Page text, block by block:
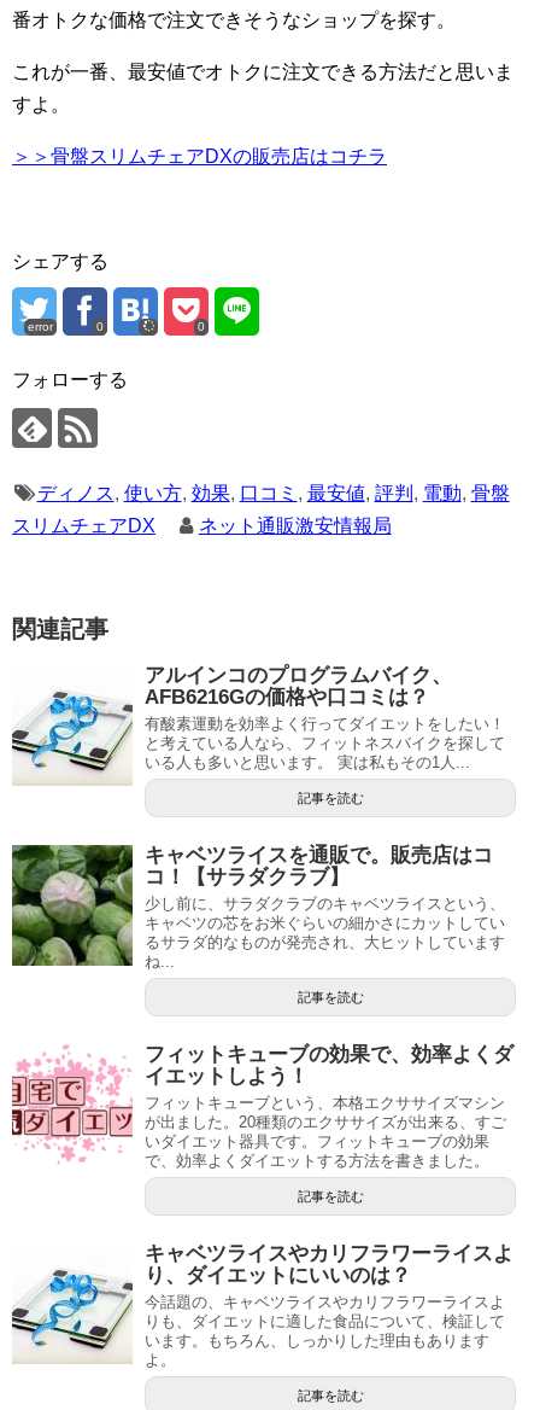
番オトクな価格で注文できそうなショップを探す。
これが一番、最安値でオトクに注文できる方法だと思いま
すよ。
＞＞骨盤スリムチェアDXの販売店はコチラ
シェアする
error 0 0
フォローする
ディノス, 使い方, 効果, 口コミ , 最安値, 評判 , 電動, 骨盤
スリムチェアDX
ネット通販激安情報局
関連記事
アルインコのプログラムバイク、
AFB6216Gの価格や口コミは？
有酸素運動を効率よく行ってダイエットをしたい！
と考えている人なら、フィットネスバイクを探して
いる人も多いと思います。 実は私もその1人...
記事を読む
キャベツライスを通販で。販売店はコ
コ！【サラダクラブ】
少し前に、サラダクラブのキャベツライスという、
キャベツの芯をお米ぐらいの細かさにカットしてい
るサラダ的なものが発売され、大ヒットしています
ね...
記事を読む
フィットキューブの効果で、効率よくダ
イエットしよう！
フィットキューブという、本格エクササイズマシン
が出ました。20種類のエクササイズが出来る、すご
いダイエット器具です。フィットキューブの効果
で、効率よくダイエットする方法を書きました。
記事を読む
キャベツライスやカリフラワーライスよ
り、ダイエットにいいのは？
今話題の、キャベツライスやカリフラワーライスよ
りも、ダイエットに適した食品について、検証して
います。もちろん、しっかりした理由もあります
よ。
記事を読む